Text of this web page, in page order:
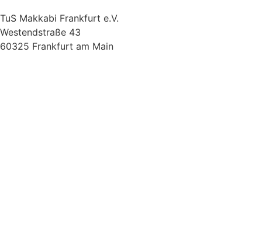
TuS Makkabi Frankfurt e.V.
Westendstraße 43
60325 Frankfurt am Main